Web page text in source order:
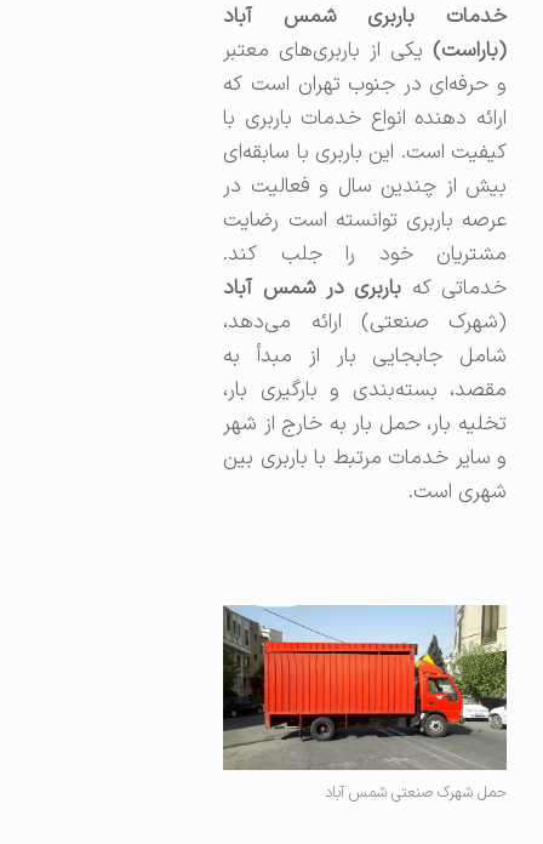
خدمات باربری شمس آباد
(باراست)یکی از باربری‌های معتبر
و حرفه‌ای در جنوب تهران است که
ارائه دهنده انواع خدمات باربری با
کیفیت است. این باربری با سابقه‌ای
بیش از چندین سال و فعالیت در
عرصه باربری توانسته است رضایت
مشتریان خود را جلب کند.
خدماتی که باربری در شمس آباد
(شهرک صنعتی) ارائه می‌دهد،
شامل جابجایی بار از مبدأ به
مقصد، بسته‌بندی و بارگیری بار،
تخلیه بار، حمل بار به خارج از شهر
و سایر خدمات مرتبط با باربری بین
شهری است.
حمل شهرک صنعتی شمس آباد